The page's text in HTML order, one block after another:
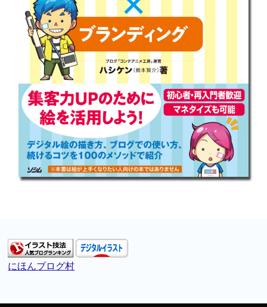
にほんブログ村